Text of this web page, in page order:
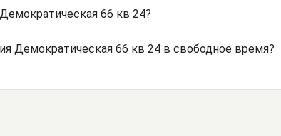
66 кв 24?
Демократическая 66 кв 24 в свободное время?